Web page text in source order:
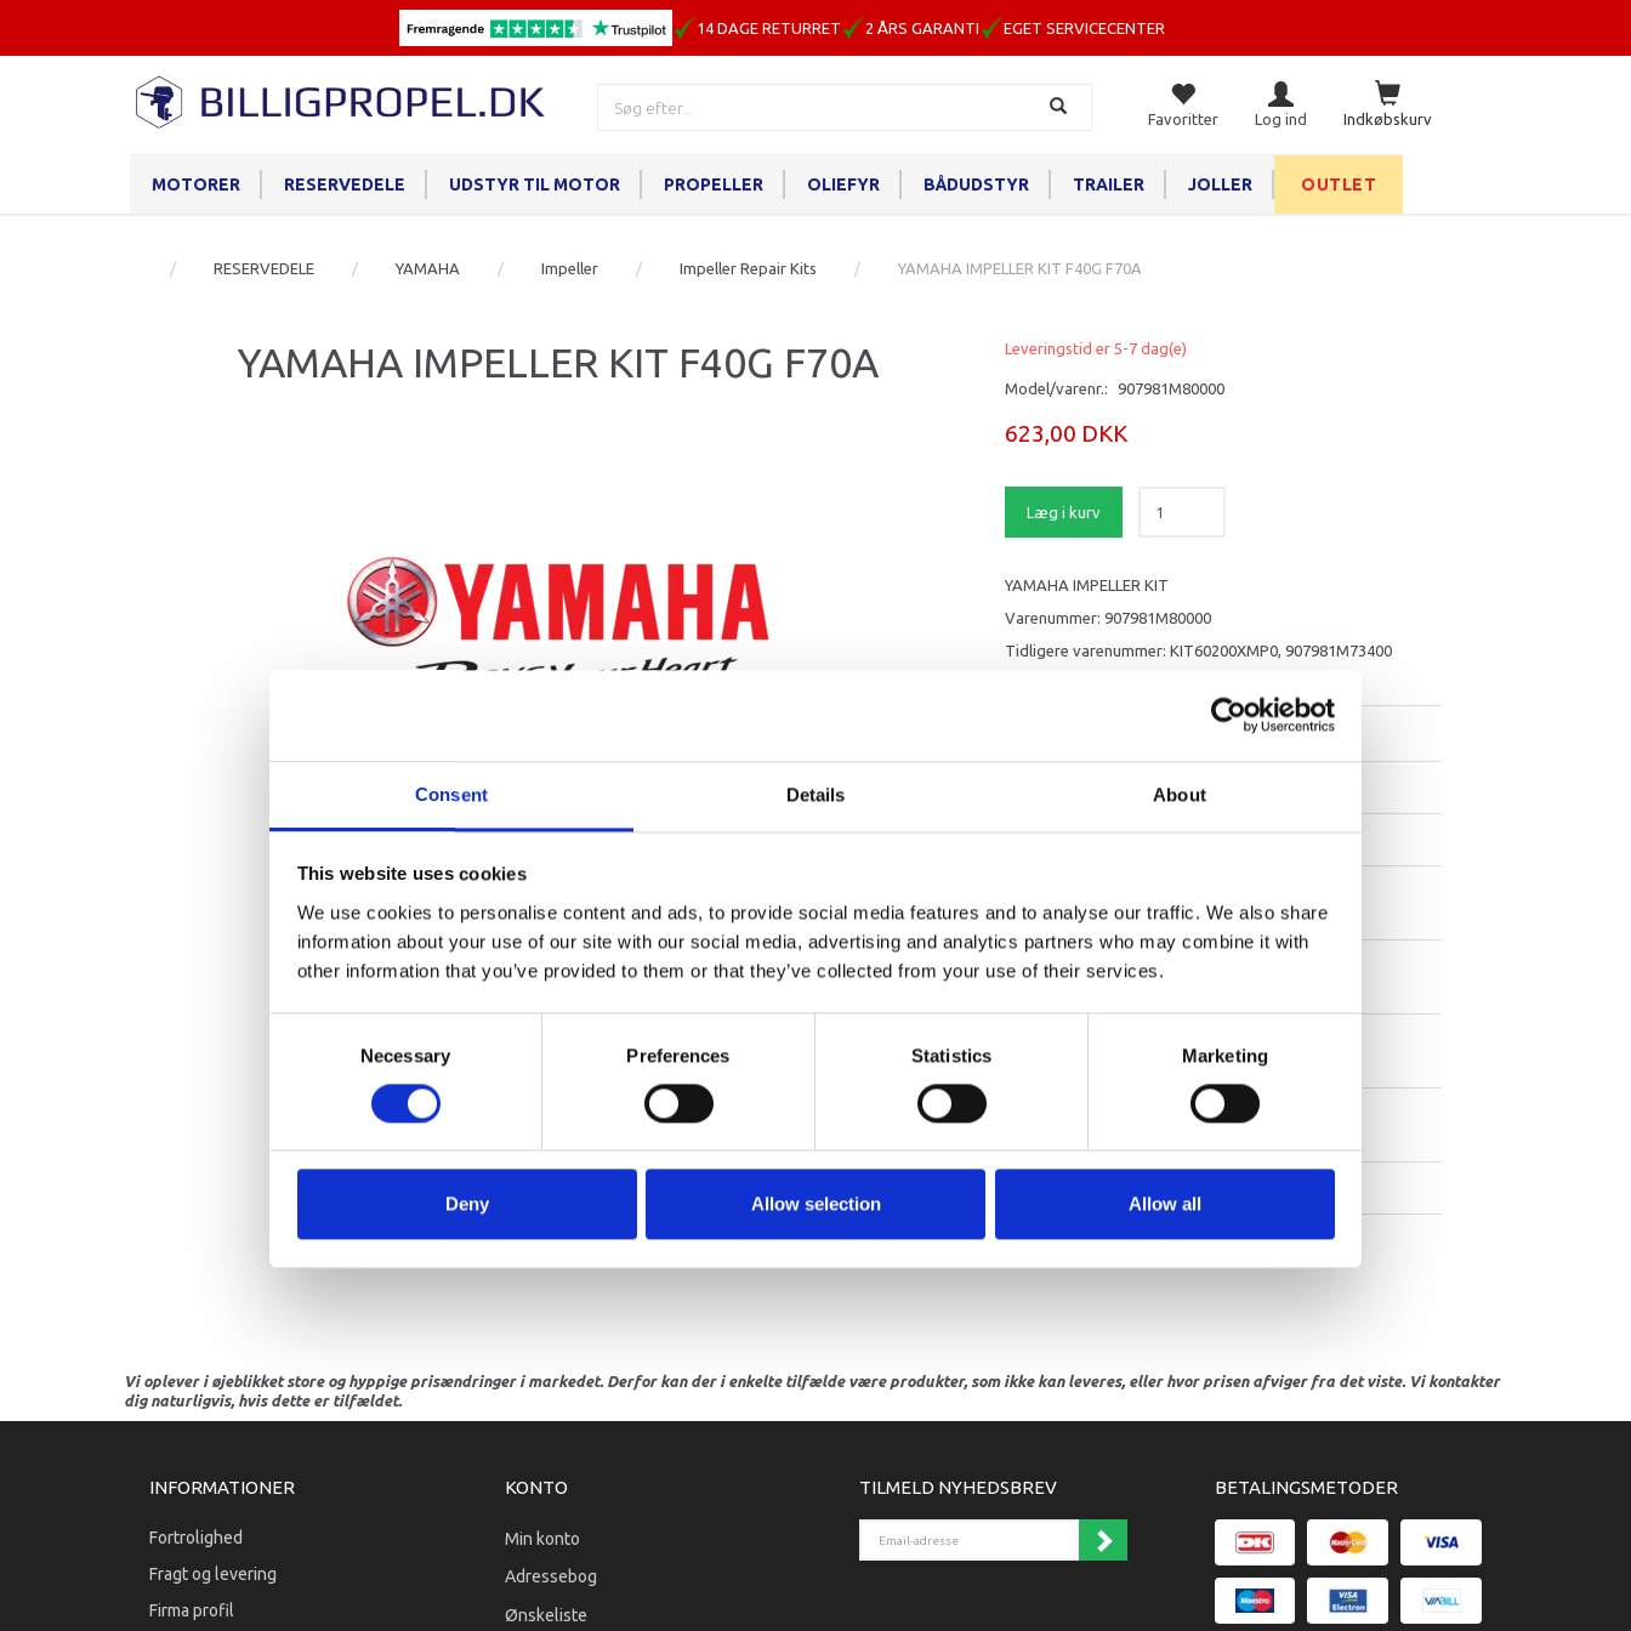
Consent Details About
This website uses cookies
We use cookies to personalise content and ads, to provide social media features and to analyse our traffic. We also share
information about your use of our site with our social media, advertising and analytics partners who may combine it with
other information that you’ve provided to them or that they’ve collected from your use of their services.
Necessary Preferences Statistics Marketing
Deny Allow selection Allow all
14 DAGE RETURRET 2 ÅRS GARANTI EGET SERVICECENTER
Indkøbskurv
Favoritter Log ind
MOTORER RESERVEDELE UDSTYR TIL MOTOR PROPELLER OLIEFYR BÅDUDSTYR TRAILER JOLLER OUTLET
RESERVEDELE YAMAHA Impeller Impeller Repair Kits YAMAHA IMPELLER KIT F40G F70A
YAMAHA IMPELLER KIT F40G F70A Leveringstid er 5-7 dag(e)
Model/varenr.: 907981M80000
623,00 DKK
Læg i kurv
YAMAHA IMPELLER KIT
Varenummer: 907981M80000
Tidligere varenummer: KIT60200XMP0, 907981M73400
Insert, Cartridge 1
Impeller
Pump
6CJ-44323-00
Cartridge
Gasket, Water
Vi oplever i øjeblikket store og hyppige prisændringer i markedet. Derfor kan der i enkelte tilfælde være produkter, som ikke kan leveres, eller hvor prisen afviger fra det viste. Vi kontakter
dig naturligvis, hvis dette er tilfældet.
INFORMATIONER
Fortrolighed
Fragt og levering
Firma profil
KONTO
Min konto
Adressebog
Ønskeliste
TILMELD NYHEDSBREV BETALINGSMETODER